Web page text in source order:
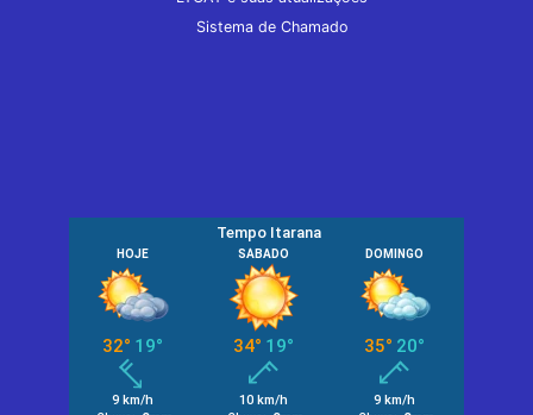
Sistema de Chamado